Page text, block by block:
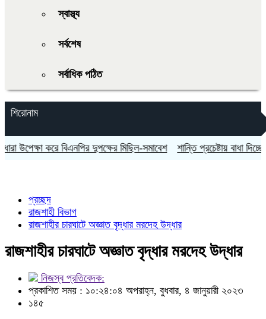
স্বাস্থ্য
সর্বশেষ
সর্বাধিক পঠিত
শিরোনাম
করে বিএনপির দুপক্ষের মিছিল-সমাবেশ শান্তি প্রচেষ্টায় বাধা দিচ্ছে
প্রচ্ছদ
রাজশাহী বিভাগ
রাজশাহীর চারঘাটে অজ্ঞাত বৃদ্ধার মরদেহ উদ্ধার
রাজশাহীর চারঘাটে অজ্ঞাত বৃদ্ধার মরদেহ উদ্ধার
নিজস্ব প্রতিবেদক:
প্রকাশিত সময় : ১০:২৪:০৪ অপরাহ্ন, বুধবার, ৪ জানুয়ারী ২০২৩
১৪৫